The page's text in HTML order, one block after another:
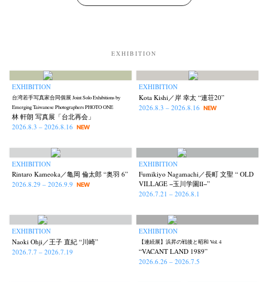
EXHIBITION
EXHIBITION
台湾若手写真家合同個展 Joint Solo Exhibitions by
Emerging Taiwanese Photographers PHOTO ONE
林 軒朗 写真展「台北再会」
2026.8.3 – 2026.8.16
NEW
EXHIBITION
Kota Kishi／岸 幸太 “連荘20”
2026.8.3 – 2026.8.16 NEW
EXHIBITION
Rintaro Kameoka／亀岡 倫太郎 “奥羽 6”
2026.8.29 – 2026.9.9
NEW
EXHIBITION
Fumikiyo Nagamachi／長町 文聖 “ OLD
VILLAGE −玉川学園Ⅱ−”
2026.7.21 – 2026.8.1
EXHIBITION
Naoki Ohji／王子 直紀 “川崎”
2026.7.7 – 2026.7.19
EXHIBITION
【連続展】浜昇の戦後と昭和 Vol. 4
“VACANT LAND 1989”
2026.6.26 – 2026.7.5